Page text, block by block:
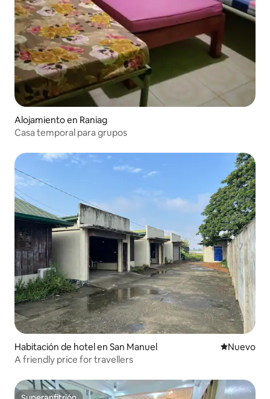
Alojamiento en Raniag
Casa temporal para grupos
Habitación de hotel en San Manuel Lugar
Nuevo
A friendly price for travellers